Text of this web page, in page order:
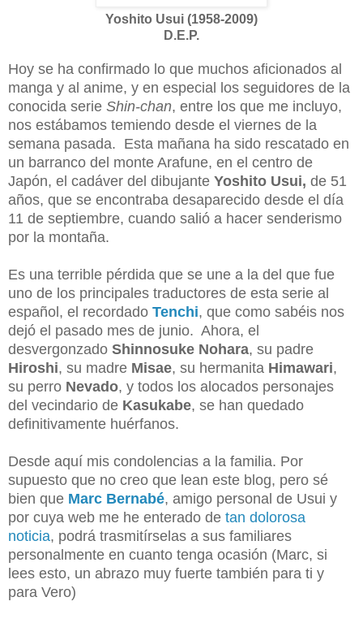
Yoshito Usui (1958-2009)
D.E.P.
Hoy se ha confirmado lo que muchos aficionados al
manga y al anime, y en especial los seguidores de la
conocida serie Shin-chan, entre los que me incluyo,
nos estábamos temiendo desde el viernes de la
semana pasada. Esta mañana ha sido rescatado en
un barranco del monte Arafune, en el centro de
Japón, el cadáver del dibujante Yoshito Usui, de 51
años, que se encontraba desaparecido desde el día
11 de septiembre, cuando salió a hacer senderismo
por la montaña.
Es una terrible pérdida que se une a la del que fue
uno de los principales traductores de esta serie al
español, el recordado Tenchi, que como sabéis nos
dejó el pasado mes de junio. Ahora, el
desvergonzado Shinnosuke Nohara, su padre
Hiroshi, su madre Misae, su hermanita Himawari,
su perro Nevado, y todos los alocados personajes
del vecindario de Kasukabe, se han quedado
definitivamente huérfanos.
Desde aquí mis condolencias a la familia. Por
supuesto que no creo que lean este blog, pero sé
bien que Marc Bernabé, amigo personal de Usui y
por cuya web me he enterado de tan dolorosa
noticia, podrá trasmitírselas a sus familiares
personalmente en cuanto tenga ocasión (Marc, si
lees esto, un abrazo muy fuerte también para ti y
para Vero)